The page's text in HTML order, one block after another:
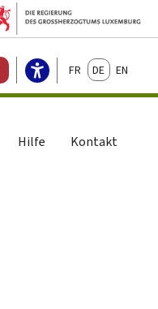
FrançaisDeutschEnglish
Hilfe Kontakt